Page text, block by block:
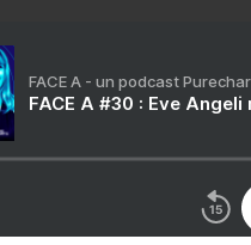
FACE A - un podcast
FACE A #30 : Eve